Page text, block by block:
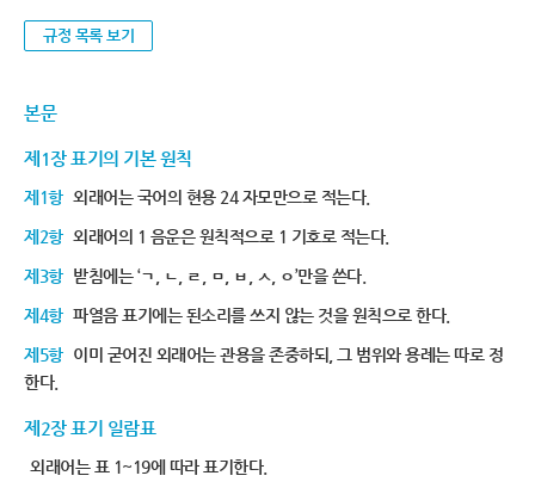
규정 목록 보기
본문
제1장 표기의 기본 원칙
제1항 외래어는 국어의 현용 24 자모만으로 적는다.
제2항 외래어의 1 음운은 원칙적으로 1 기호로 적는다.
제3항 받침에는 ‘ㄱ, ㄴ, ㄹ, ㅁ, ㅂ, ㅅ, ㅇ’만을 쓴다.
제4항 파열음 표기에는 된소리를 쓰지 않는 것을 원칙으로 한다.
제5항 이미 굳어진 외래어는 관용을 존중하되, 그 범위와 용례는 따로 정
한다.
제2장 표기 일람표
외래어는 표 1~19에 따라 표기한다.